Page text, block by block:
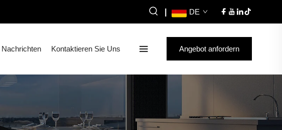
DE
Nachrichten Kontaktieren Sie Uns Angebot anfordern